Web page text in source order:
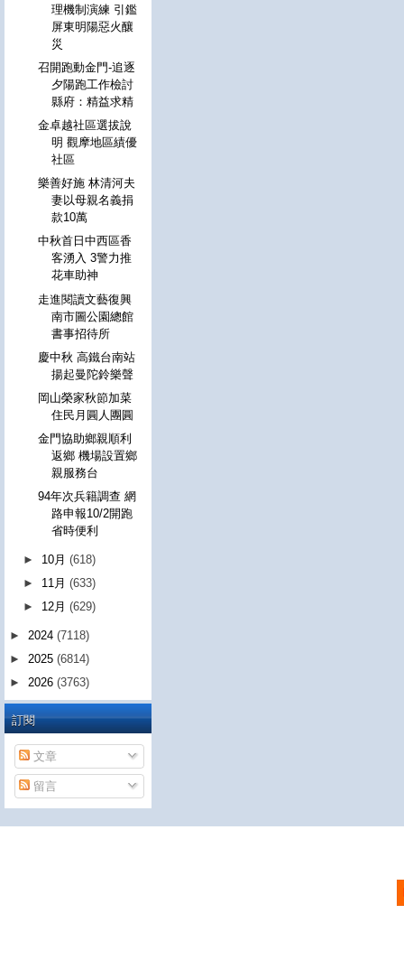
理機制演練 引鑑
屏東明陽惡火釀
災
召開跑動金門-追逐
夕陽跑工作檢討
縣府：精益求精
金卓越社區選拔說
明 觀摩地區績優
社區
樂善好施 林清河夫
妻以母親名義捐
款10萬
中秋首日中西區香
客湧入 3警力推
花車助神
走進閱讀文藝復興
南市圖公園總館
書事招待所
慶中秋 高鐵台南站
揚起曼陀鈴樂聲
岡山榮家秋節加菜
住民月圓人團圓
金門協助鄉親順利
返鄉 機場設置鄉
親服務台
94年次兵籍調查 網
路申報10/2開跑
省時便利
► 10月(618)
► 11月(633)
► 12月(629)
► 2024 (7118)
► 2025 (6814)
► 2026 (3763)
訂閱
文章
留言